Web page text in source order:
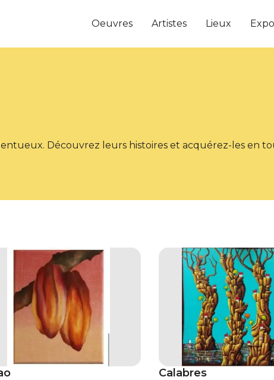
Oeuvres Artistes Lieux
Découvrez leurs histoires et acquérez-les en
Calabres